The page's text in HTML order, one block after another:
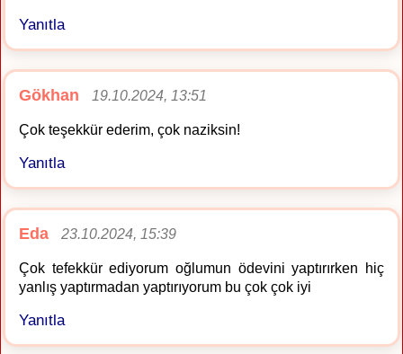
Yanıtla
Gökhan 19.10.2024, 13:51
Çok teşekkür ederim, çok naziksin!
Yanıtla
Eda 23.10.2024, 15:39
Çok tefekkür ediyorum oğlumun ödevini yaptırırken hiç
yanlış yaptırmadan yaptırıyorum bu çok çok iyi
Yanıtla